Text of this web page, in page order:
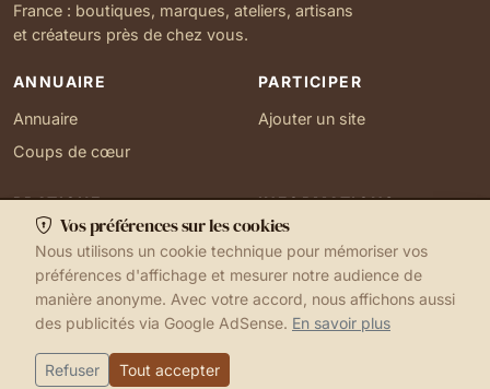
France : boutiques, marques, ateliers, artisans
et créateurs près de chez vous.
ANNUAIRE
Annuaire
Coups de cœur
PARTICIPER
Ajouter un site
PRATIQUE
Ma localisation
Gérer mes cookies
INFORMATIONS
Contact
1999-2026 © Meuble Déco Mentions légales
Vos préférences sur les cookies
Nous utilisons un cookie technique pour mémoriser vos
préférences d'affichage et mesurer notre audience de
manière anonyme. Avec votre accord, nous affichons aussi
des publicités via Google AdSense. En savoir plus
Refuser Tout accepter